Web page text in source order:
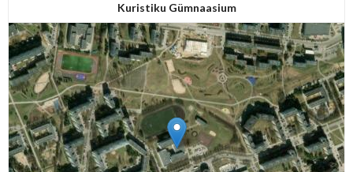
Kuristiku Gümnaasium